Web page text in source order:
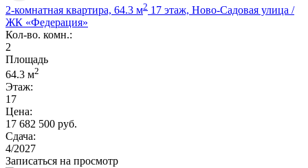
2-комнатная квартира, 64.3 м2 17 этаж, Ново-Садовая улица /
ЖК «Федерация»
Кол-во. комн.:
2
Площадь
64.3 м2
Этаж:
17
Цена:
17 682 500 руб.
Сдача:
4/2027
Записаться на просмотр